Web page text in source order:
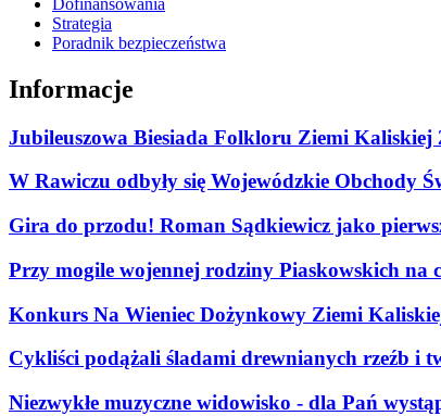
Dofinansowania
Strategia
Poradnik bezpieczeństwa
Informacje
Jubileuszowa Biesiada Folkloru Ziemi
W Rawiczu odbyły się Wojewódzkie Obchody
Gira do przodu! Roman Sądkiewicz jako
Przy mogile wojennej rodziny Piaskowskich na
Konkurs Na Wieniec Dożynkowy Ziemi
Cykliści podążali śladami drewnianych rzeźb i
Niezwykłe muzyczne widowisko - dla Pań